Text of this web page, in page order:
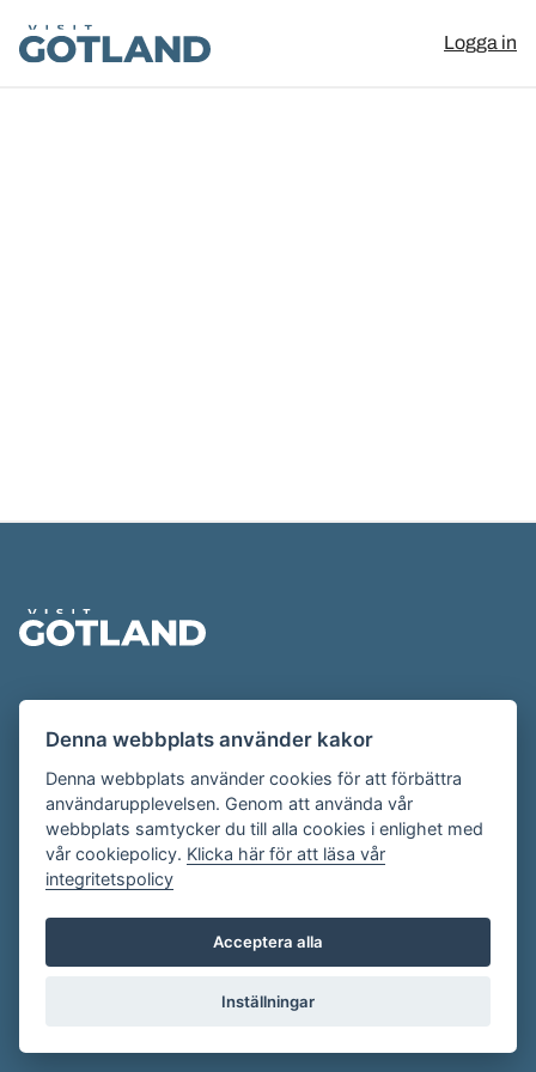
Visit Gotland
Logga in
Evenemangskalendern presenteras av
Destination Gotland påvisitgotland.se.
Har du frågor om evenemangskalendern? Mejla oss på
evenemang@visitgotland.se.
Cookies
Villkor
Skapa konto
Denna webbplats använder kakor
Denna webbplats använder cookies för att förbättra
användarupplevelsen. Genom att använda vår
webbplats samtycker du till alla cookies i enlighet med
vår cookiepolicy. Klicka här för att läsa vår
integritetspolicy
Acceptera alla
Inställningar